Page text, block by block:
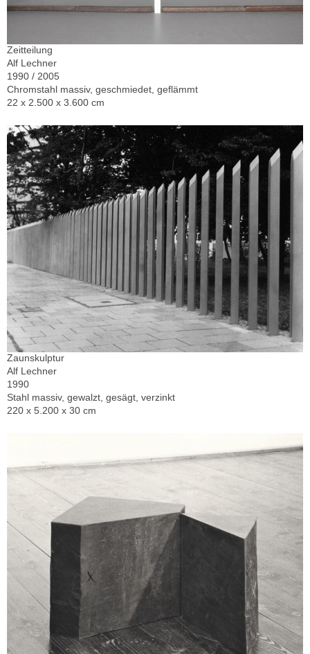
Zeitteilung
Alf Lechner
1990 / 2005
Chromstahl massiv, geschmiedet, geflämmt
22 x 2.500 x 3.600 cm
Zaunskulptur
Alf Lechner
1990
Stahl massiv, gewalzt, gesägt, verzinkt
220 x 5.200 x 30 cm